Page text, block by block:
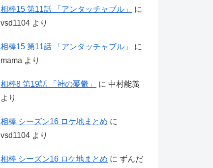
相棒15 第11話 「アンタッチャブル」
に
vsd1104 より
相棒15 第11話 「アンタッチャブル」
に
mama より
相棒8 第19話 「神の憂鬱」 に 中村能義
より
相棒 シーズン16 ロケ地まとめ に
vsd1104 より
相棒 シーズン16 ロケ地まとめ に ずんだ